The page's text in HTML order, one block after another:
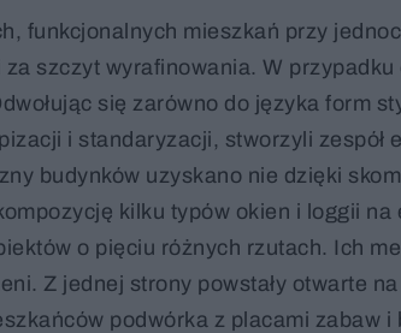
funkcjonalnych mieszkań przy
szczyt wyrafinowania. W przypadku
się zarówno do języka form
i standaryzacji, stworzyli zespół
budynków uzyskano nie dzięki
kilku typów okien i loggii na
o pięciu różnych rzutach. Ich
Z jednej strony powstały otwarte
podwórka z placami zabaw i